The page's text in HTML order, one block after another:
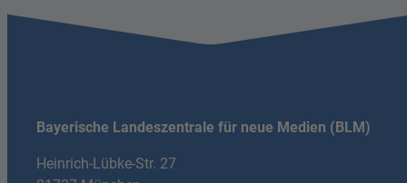
Bayerische Landeszentrale für neue Medien (BLM)
Heinrich-Lübke-Str. 27